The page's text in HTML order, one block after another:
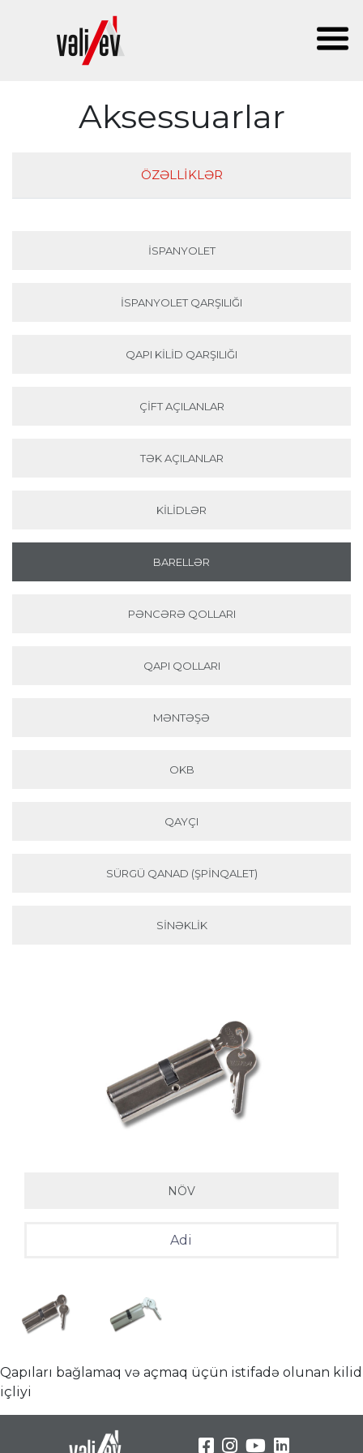
Aksessuarlar
ÖZƏLLIKLƏR
İSPANYOLET
İSPANYOLET QARŞILIĞI
QAPI KILID QARŞILIĞI
ÇIFT AÇILANLAR
TƏK AÇILANLAR
KILIDLƏR
BARELLƏR
PƏNCƏRƏ QOLLARI
QAPI QOLLARI
MƏNTƏŞƏ
OKB
QAYÇI
SÜRGÜ QANAD (ŞPINQALET)
SINƏKLIK
NÖV
Adi
Qapıları bağlamaq və açmaq üçün istifadə olunan kilid
içliyi